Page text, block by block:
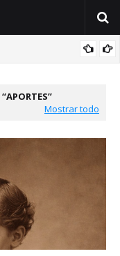
APORTES
Mostrar todo